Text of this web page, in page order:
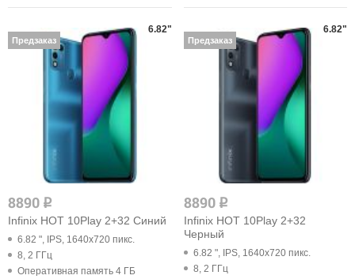
8890 q
Infinix HOT 10Play 2+32 Синий
6.82 ", IPS, 1640x720 пикс.
8, 2 ГГц
Оперативная память 4 ГБ
6.82"
Предзаказ
8890 q
Infinix HOT 10Play 2+32
Черный
6.82 ", IPS, 1640x720 пикс.
8, 2 ГГц
6.82"
Предзаказ